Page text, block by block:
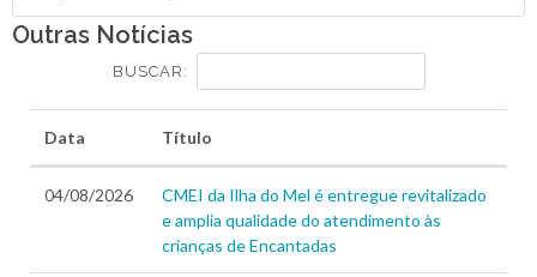
Outras Notícias
BUSCAR:
Data Título
04/08/2026
CMEI da Ilha do Mel é entregue revitalizado
e amplia qualidade do atendimento às
crianças de Encantadas